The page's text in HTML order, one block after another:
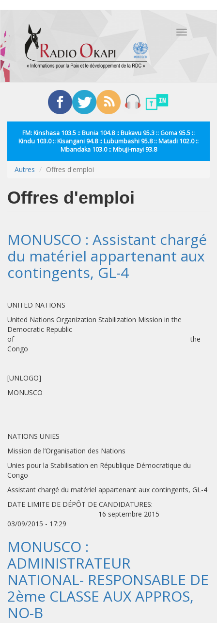
contenu
principal
Toggle
FM: Kinshasa 103.5 :: Bunia 104.8 :: Bukavu 95.3 :: Goma 95.5 ::
Kindu 103.0 :: Kisangani 94.8 :: Lubumbashi 95.8 :: Matadi 102.0 ::
Mbandaka 103.0 :: Mbuji-mayi 93.8
Autres Offres d'emploi
Offres d'emploi
MONUSCO : Assistant chargé
du matériel appartenant aux
contingents, GL-4
UNITED NATIONS
United Nations Organization Stabilization Mission in the
Democratic Republic
of the
Congo
[UNLOGO]
MONUSCO
NATIONS UNIES
Mission de l’Organisation des Nations
Unies pour la Stabilisation en République Démocratique du
Congo
Assistant chargé du matériel appartenant aux contingents, GL-4
DATE LIMITE DE DÉPÔT DE CANDIDATURES:
16 septembre 2015
03/09/2015 - 17:29
MONUSCO :
ADMINISTRATEUR
NATIONAL- RESPONSABLE DE
2ème CLASSE AUX APPROS,
NO-B